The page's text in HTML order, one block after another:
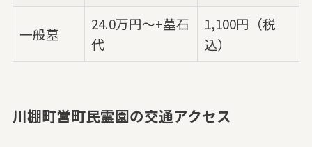
一般墓
24.0万円～+墓石
代
1,100円（税
込）
川棚町営町民霊園の交通アクセス